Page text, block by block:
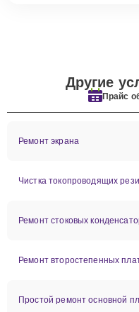
Другие
Прайс
Ремонт экрана
Чистка токопроводящих
Ремонт стоковых
Ремонт второстепенных
Простой ремонт основной